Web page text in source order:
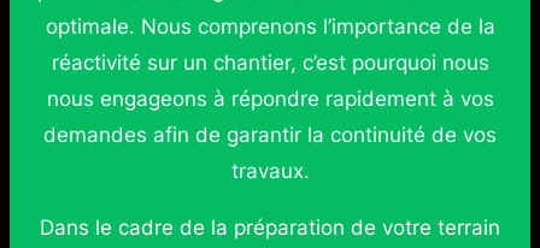
optimale. Nous comprenons l’importance de la
réactivité sur un chantier, c’est pourquoi nous
nous engageons à répondre rapidement à vos
demandes afin de garantir la continuité de vos
travaux.
Dans le cadre de la préparation de votre terrain